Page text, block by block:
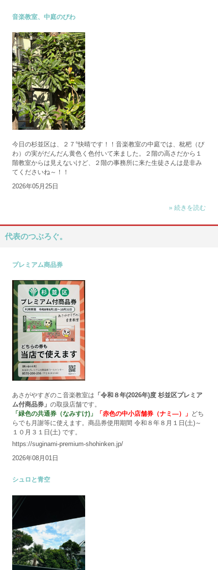
音楽教室、中庭のびわ
今日の杉並区は、２７°快晴です！！音楽教室の中庭では、枇杷（び
わ）の実がだんだん黄色く色付いて来ました。２階の高さだから１
階教室からは見えないけど、２階の事務所に来た生徒さんは是非み
てくださいね～！！
2026年05月25日
» 続きを読む
代表のつぶろぐ。
プレミアム商品券
あさがやすぎのこ音楽教室は 「令和８年(2026年)度 杉並区プレミア
ム付商品券」 の取扱店舗です。
「緑色の共通券（なみすけ)」
「赤色の中小店舗券（ナミ―）」 どち
らでも月謝等に使えます。商品券使用期間 令和８年８月１日(土)～
１０月３１日(土) です。
https://suginami-premium-shohinken.jp/
2026年08月01日
シュロと青空